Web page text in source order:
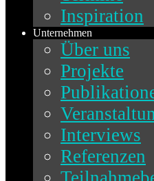
Inspiration
Unternehmen
Über uns
Projekte
Interviews
Referenzen